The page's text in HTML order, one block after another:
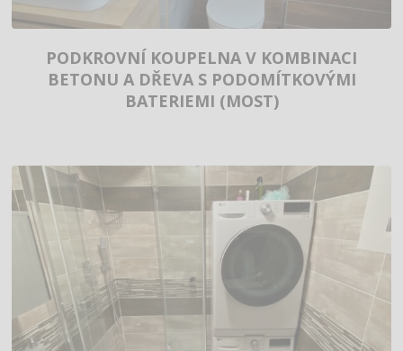
PODKROVNÍ KOUPELNA V KOMBINACI
BETONU A DŘEVA S PODOMÍTKOVÝMI
BATERIEMI (MOST)